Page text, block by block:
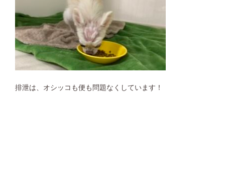
排泄は、オシッコも便も問題なくしています！